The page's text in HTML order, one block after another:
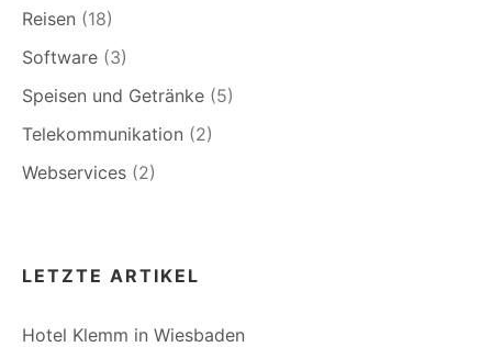
Reisen (18)
Software (3)
Speisen und Getränke (5)
Telekommunikation (2)
Webservices (2)
LETZTE ARTIKEL
Hotel Klemm in Wiesbaden